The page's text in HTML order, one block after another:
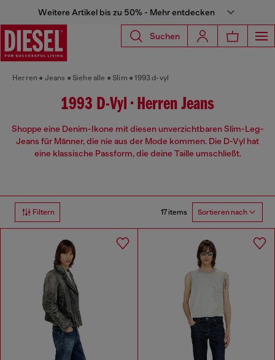
Weitere Artikel bis zu 50% - Mehr entdecken
Suchen
Herren Jeans Siehe alle Slim 1993 d-vyl
1993 D-Vyl • Herren Jeans
Shoppe eine Denim-Ikone mit diesen unverzichtbaren Slim-Leg-
Jeans für Männer, die nie aus der Mode kommen. Die D-Vyl hat
eine klassische Passform, die deine Taille umschließt.
Filtern 17 items Sortieren nach